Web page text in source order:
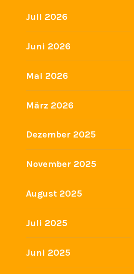
Juli 2026
Juni 2026
Mai 2026
März 2026
Dezember 2025
November 2025
August 2025
Juli 2025
Juni 2025